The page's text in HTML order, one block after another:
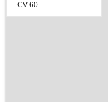
CV-60